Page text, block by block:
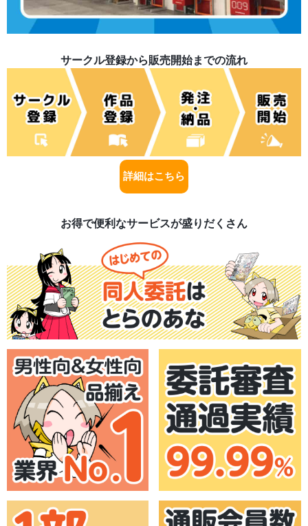
サークル登録から販売開始までの流れ
詳細はこちら
お得で便利なサービスが盛りだくさん